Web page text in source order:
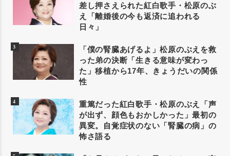
差し押さえられた紅白歌手・松原のぶ
え「離婚後の今も返済に追われる
日々」
「僕の腎臓あげるよ」松原のぶえを救
った弟の決断「生きる意味が変わっ
た」移植から17年、きょうだいの関係
性
重篤だった紅白歌手・松原のぶえ「声
が出ず、顔色もおかしかった」最初の
異変。自覚症状のない「腎臓の病」の
怖さ語る